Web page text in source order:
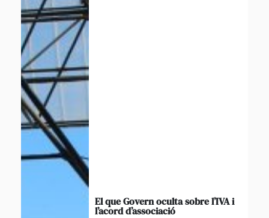
El que Govern oculta sobre l’IVA i
l’acord d’associació